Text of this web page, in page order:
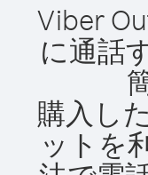
Viber
に通話
購入し
ットを